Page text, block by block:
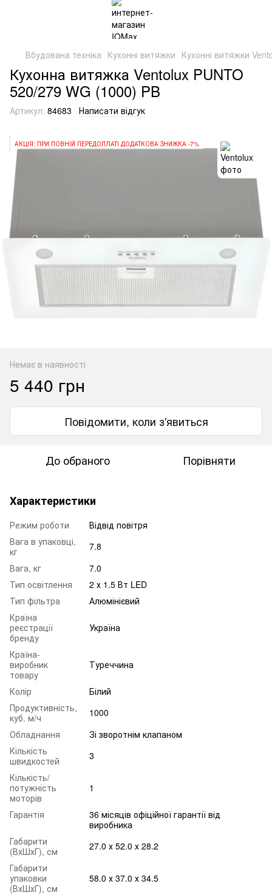
Вбудована техніка Кухонні витяжки Кухонні витяжки
Кухонна витяжка Ventolux PUNTO
520/279 WG (1000) PB
Артикул: 84683 Написати відгук
АКЦІЯ: ПРИ ПОВНІЙ ПЕРЕДОПЛАТІ ДОДАТКОВА ЗНИЖКА -7%
Немає в наявності
5 440 грн
Повідомити, коли з'явиться
До обраного Порівняти
Характеристики
Режим роботи
Відвід повітря
Вага в упаковці,
кг
7.8
Вага, кг
7.0
Тип освітлення
2 х 1.5 Вт LED
Тип фільтра
Алюмінієвий
Країна
реєстрації
бренду
Україна
Країна-
виробник
товару
Туреччина
Колір
Білий
Продуктивність,
куб. м/ч
1000
Обладнання
Зі зворотнім клапаном
Кількість
швидкостей
3
Кількість/
потужність
моторів
1
Гарантія
36 місяців офіційної гарантії від
виробника
Габарити
(ВхШхГ), см
27.0 х 52.0 х 28.2
Габарити
упаковки
(ВхШхГ), см
58.0 х 37.0 х 34.5